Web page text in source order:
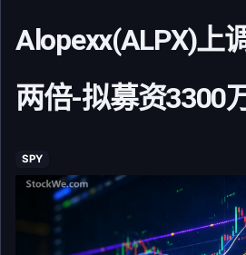
Alopexx(ALPX)上
两倍-拟募资3300
SPY